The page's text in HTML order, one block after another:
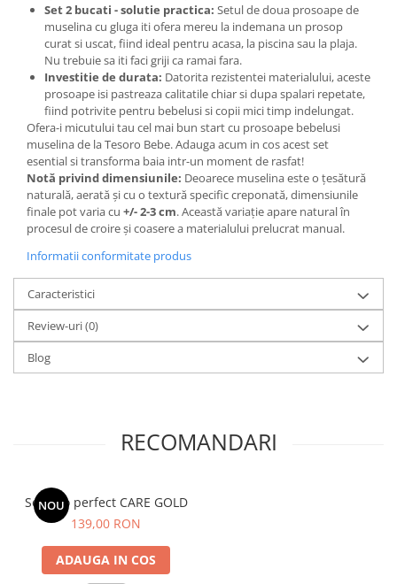
Set 2 bucati - solutie practica: Setul de doua prosoape de
muselina cu gluga iti ofera mereu la indemana un prosop
curat si uscat, fiind ideal pentru acasa, la piscina sau la plaja.
Nu trebuie sa iti faci griji ca ramai fara.
Investitie de durata: Datorita rezistentei materialului, aceste
prosoape isi pastreaza calitatile chiar si dupa spalari repetate,
fiind potrivite pentru bebelusi si copii mici timp indelungat.
Ofera-i micutului tau cel mai bun start cu prosoape bebelusi
muselina de la Tesoro Bebe. Adauga acum in cos acest set
esential si transforma baia intr-un moment de rasfat!
Notă privind dimensiunile: Deoarece muselina este o țesătură
naturală, aerată și cu o textură specific creponată, dimensiunile
finale pot varia cu +/- 2-3 cm. Această variație apare natural în
procesul de croire și coasere a materialului prelucrat manual.
Informatii conformitate produs
Caracteristici
Review-uri(0)
Blog
RECOMANDARI
NOU
Set duo perfect CARE GOLD
139,00 RON
ADAUGA IN COS